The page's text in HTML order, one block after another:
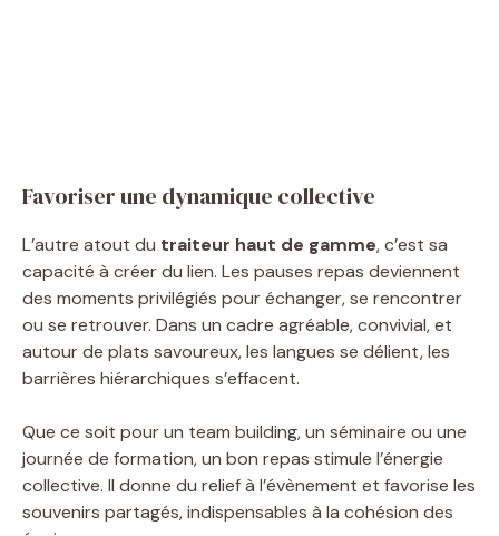
Favoriser une dynamique collective
L’autre atout du traiteur haut de gamme, c’est sa
capacité à créer du lien. Les pauses repas deviennent
des moments privilégiés pour échanger, se rencontrer
ou se retrouver. Dans un cadre agréable, convivial, et
autour de plats savoureux, les langues se délient, les
barrières hiérarchiques s’effacent.
Que ce soit pour un team building, un séminaire ou une
journée de formation, un bon repas stimule l’énergie
collective. Il donne du relief à l’évènement et favorise les
souvenirs partagés, indispensables à la cohésion des